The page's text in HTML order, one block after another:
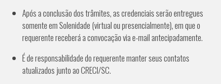
Após a conclusão dos trâmites, as credenciais serão entregues
somente em Solenidade (virtual ou presencialmente), em que o
requerente receberá a convocação via e-mail antecipadamente.
É de responsabilidade do requerente manter seus contatos
atualizados junto ao CRECI/SC.